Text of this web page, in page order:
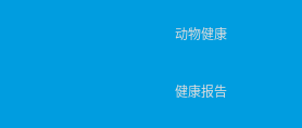
动物健康
健康报告